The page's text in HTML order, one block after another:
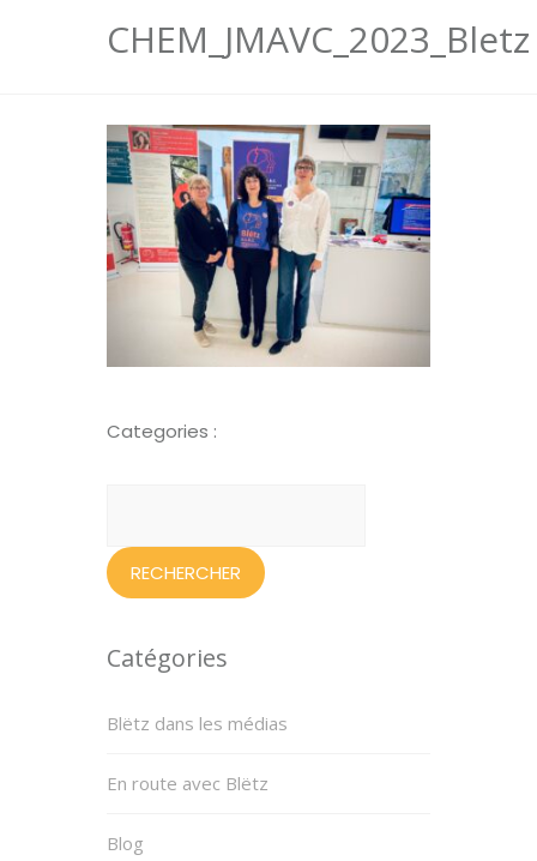
CHEM_JMAVC_2023_Bletz
Categories :
Catégories
Blëtz dans les médias
En route avec Blëtz
Blog